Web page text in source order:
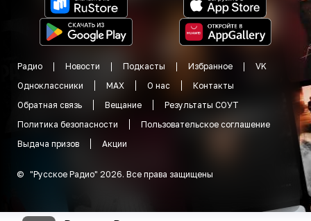
Радио Новости Подкасты Избранное
VK
Одноклассники
MAX О нас
Контакты
Обратная связь
Вещание
Результаты СОУТ
Политика безопасности
Пользовательское соглашение
Выдача призов
Акции
© "Русское Радио" 2026. Все права защищены